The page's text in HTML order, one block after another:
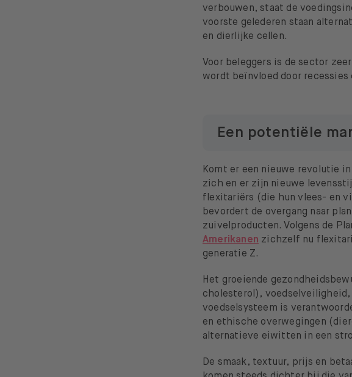
verbouwen, staat de
voorste gelederen staan
en dierlijke cellen.
Voor beleggers is de sector
wordt beïnvloed door recessies
Een potentiële
Komt er een nieuwe revolutie
zich en er zijn nieuwe
flexitariërs (die hun vlees- en
bevordert de overgang naar
zuivelproducten. Volgens de
Amerikanen zichzelf nu
generatie Z.
Het groeiende
cholesterol),
voedselsysteem is
en ethische overwegingen
alternatieve eiwitten in een
De smaak, textuur, prijs en